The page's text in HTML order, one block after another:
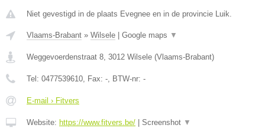
Niet gevestigd in de plaats Evegnee en in de provincie Luik.
Vlaams-Brabant » Wilsele | Google maps ▼
Weggevoerdenstraat 8 3012 Wilsele (Vlaams-Brabant)
Tel: 0477539610 , Fax: - , BTW-nr: -
E-mail › Fitvers
Website: https://www.fitvers.be/ | Screenshot ▼